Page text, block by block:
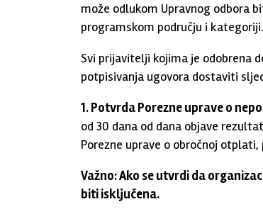
može odlukom Upravnog odbora
programskom području i kategoriji.
Svi prijavitelji kojima je odobrena
potpisivanja ugovora dostaviti
1. Potvrda Porezne uprave o
od 30 dana od dana objave
Porezne uprave o obročnoj
Važno: Ako se utvrdi da
biti isključena.